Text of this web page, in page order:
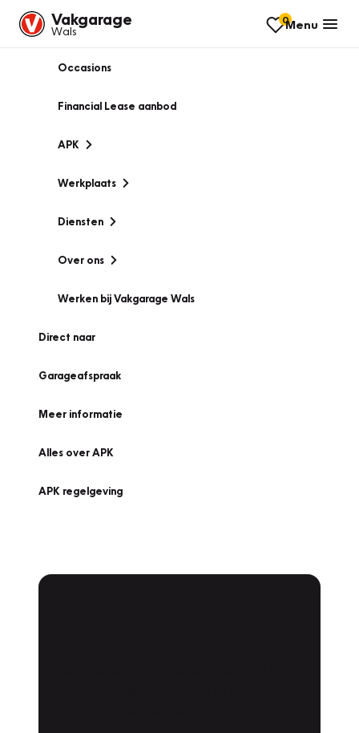
Vakgarage
Wals
0Menu
Occasions
Financial Lease aanbod
APK
Werkplaats
Diensten
Over ons
Werken bij Vakgarage Wals
Direct naar
Garageafspraak
Meer informatie
Alles over APK
APK regelgeving